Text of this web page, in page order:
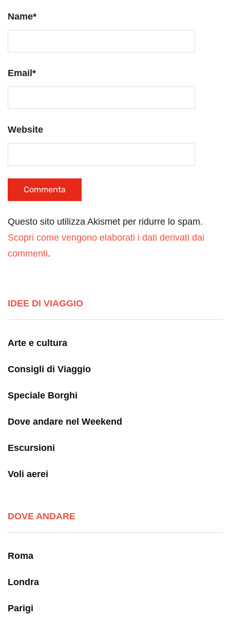
Name*
Email*
Website
Questo sito utilizza Akismet per ridurre lo spam.
Scopri come vengono elaborati i dati derivati dai
commenti.
IDEE DI VIAGGIO
Arte e cultura
Consigli di Viaggio
Speciale Borghi
Dove andare nel Weekend
Escursioni
Voli aerei
DOVE ANDARE
Roma
Londra
Parigi